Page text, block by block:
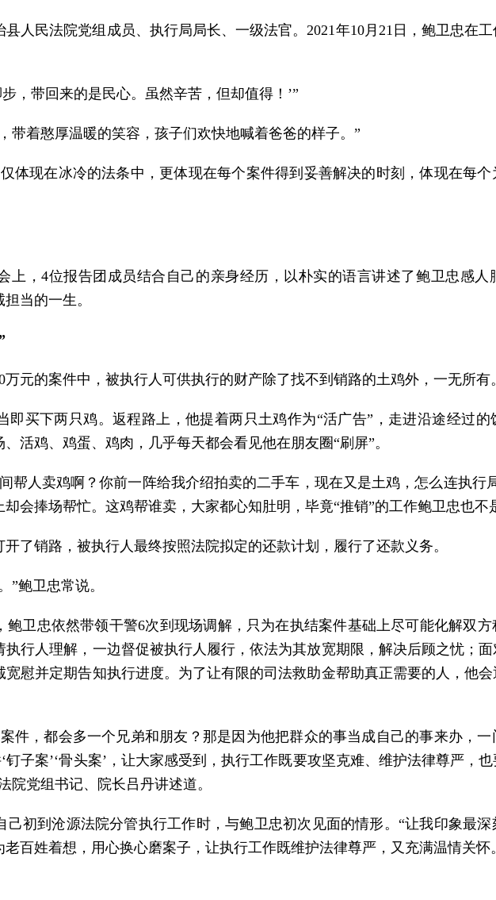
人民法院党组成员、执行局局长、一级法官。2021年10月21日，鲍卫忠在
，带回来的是民心。虽然辛苦，但却值得！’”
带着憨厚温暖的笑容，孩子们欢快地喊着爸爸的样子。”
体现在冰冷的法条中，更体现在每个案件得到妥善解决的时刻，体现在每
上，4位报告团成员结合自己的亲身经历，以朴实的语言讲述了鲍卫忠感人
当的一生。
元的案件中，被执行人可供执行的财产除了找不到销路的土鸡外，一无所有
即买下两只鸡。返程路上，他提着两只土鸡作为“活广告”，走进沿途经过
活鸡、鸡蛋、鸡肉，几乎每天都会看见他在朋友圈“刷屏”。
帮人卖鸡啊？你前一阵给我介绍拍卖的二手车，现在又是土鸡，怎么连执行
会捧场帮忙。这鸡帮谁卖，大家都心知肚明，毕竟“推销”的工作鲍卫忠也不
了销路，被执行人最终按照法院拟定的还款计划，履行了还款义务。
”鲍卫忠常说。
鲍卫忠依然带领干警6次到现场调解，只为在执结案件基础上尽可能化解双
行人理解，一边督促被执行人履行，依法为其放宽期限，解决后顾之忧；
慰并定期告知执行进度。为了让有限的司法救助金帮助真正需要的人，他
件，都会多一个兄弟和朋友？那是因为他把群众的事当成自己的事来办，一
钉子案’‘骨头案’，让大家感受到，执行工作既要攻坚克难、维护法律尊严，
院党组书记、院长吕丹讲述道。
己初到沧源法院分管执行工作时，与鲍卫忠初次见面的情形。“让我印象最
百姓着想，用心换心磨案子，让执行工作既维护法律尊严，又充满温情关怀